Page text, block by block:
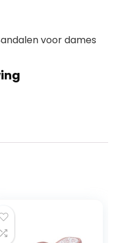
voor dames